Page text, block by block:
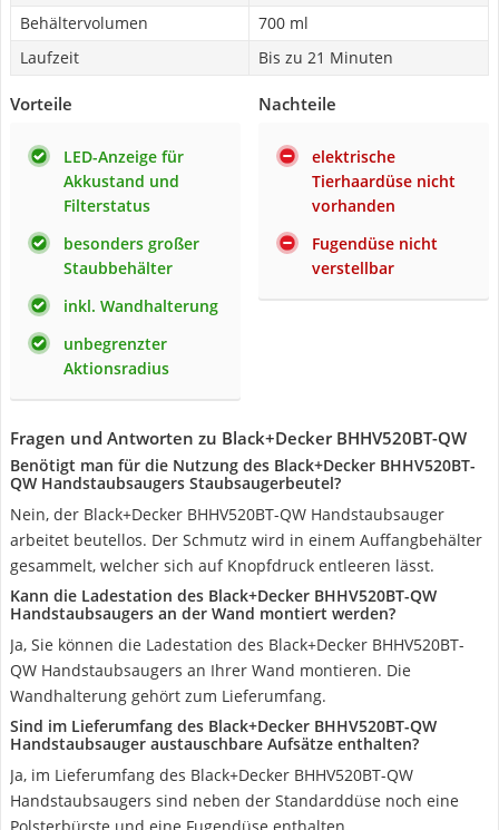
Behältervolumen
700 ml
Laufzeit
Bis zu 21 Minuten
Vorteile
LED-Anzeige für
Akkustand und
Filterstatus
besonders großer
Staubbehälter
inkl. Wandhalterung
unbegrenzter
Aktionsradius
Nachteile
elektrische
Tierhaardüse nicht
vorhanden
Fugendüse nicht
verstellbar
Fragen und Antworten zu Black+Decker BHHV520BT-QW
Benötigt man für die Nutzung des Black+Decker BHHV520BT-
QW Handstaubsaugers Staubsaugerbeutel?
Nein, der Black+Decker BHHV520BT-QW Handstaubsauger
arbeitet beutellos. Der Schmutz wird in einem Auffangbehälter
gesammelt, welcher sich auf Knopfdruck entleeren lässt.
Kann die Ladestation des Black+Decker BHHV520BT-QW
Handstaubsaugers an der Wand montiert werden?
Ja, Sie können die Ladestation des Black+Decker BHHV520BT-
QW Handstaubsaugers an Ihrer Wand montieren. Die
Wandhalterung gehört zum Lieferumfang.
Sind im Lieferumfang des Black+Decker BHHV520BT-QW
Handstaubsauger austauschbare Aufsätze enthalten?
Ja, im Lieferumfang des Black+Decker BHHV520BT-QW
Handstaubsaugers sind neben der Standarddüse noch eine